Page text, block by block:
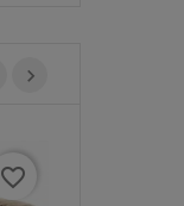
favorite_border